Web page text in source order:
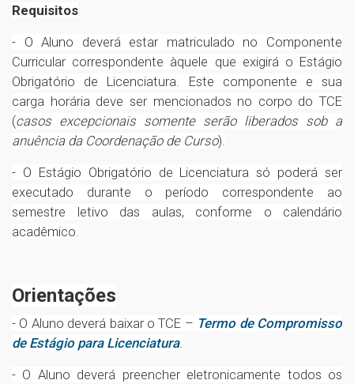
Requisitos
- O Aluno deverá estar matriculado no Componente
Curricular correspondente àquele que exigirá o Estágio
Obrigatório de Licenciatura. Este componente e sua
carga horária deve ser mencionados no corpo do TCE
(casos excepcionais somente serão liberados sob a
anuência da Coordenação de Curso).
- O Estágio Obrigatório de Licenciatura só poderá ser
executado durante o período correspondente ao
semestre letivo das aulas, conforme o calendário
acadêmico.
Orientações
- O Aluno deverá baixar o TCE – Termo de Compromisso
de Estágio para Licenciatura.
- O Aluno deverá preencher eletronicamente todos os